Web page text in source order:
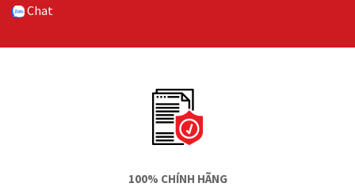
Chat
100% CHÍNH HÃNG